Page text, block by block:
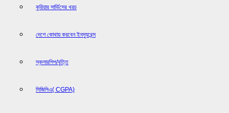
কুরিয়ার সার্ভিসের খরচ
দেশে কোথায় করবেন ইনস্যুরেন্স
স্কলারশিপ/বৃত্তি
সিজিপিএ( CGPA)